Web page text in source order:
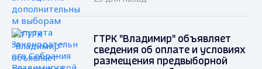
ГТРК "Владимир" объявляет
сведения об оплате и условиях
размещения предвыборной